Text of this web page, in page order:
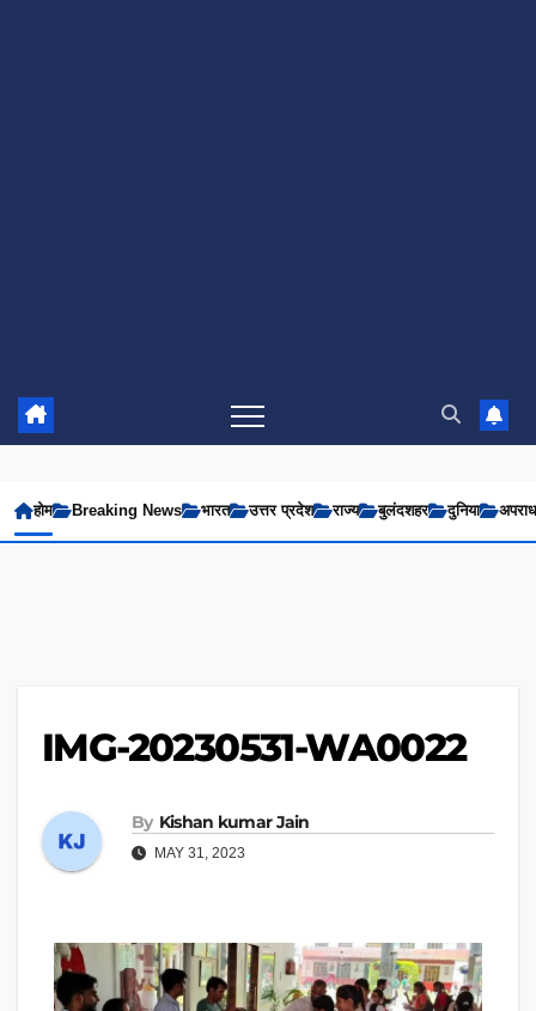
होम Breaking News भारत उत्तर प्रदेश राज्य बुलंदशहर दुनिया अपराध
IMG-20230531-WA0022
By Kishan kumar Jain
MAY 31, 2023